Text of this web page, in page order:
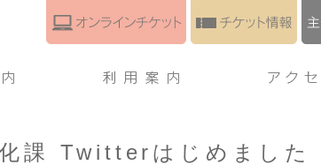
課 Twitterはじめました